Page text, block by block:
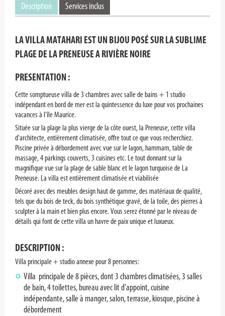
Description Services inclus
LA VILLA MATAHARI EST UN BIJOU POSÉ SUR LA SUBLIME
PLAGE DE LA PRENEUSE A RIVIÈRE NOIRE
PRESENTATION :
Cette somptueuse villa de 3 chambres avec salle de bains + 1 studio
indépendant en bord de mer est la quintessence du luxe pour vos prochaines
vacances à l'île Maurice.
Située sur la plage la plus vierge de la côte ouest, la Preneuse, cette villa
d'architecte, entièrement climatisée, offre tout ce que vous recherchiez.
Piscine privée à débordement avec vue sur le lagon, hammam, table de
massage, 4 parkings couverts, 3 cuisines etc. Le tout donnant sur la
magnifique vue sur la plage de sable blanc et le lagon turquoise de La
Preneuse. La villa est entièrement climatisée et viabilisée
Décoré avec des meubles design haut de gamme, des matériaux de qualité,
tels que du bois de teck, du bois synthétique gravé, de la toile, des pierres à
sculpter à la main et bien plus encore. Vous serez étonné par le niveau de
détails qui font de cette villa un havre de paix unique et luxueux.
DESCRIPTION :
Villa principale + studio annexe pour 8 personnes:
Villa principale de 8 pièces, dont 3 chambres climatisées, 3 salles
de bain, 4 toilettes, bureau avec lit d'appoint, cuisine
indépendante, salle à manger, salon, terrasse, kiosque, piscine à
débordement